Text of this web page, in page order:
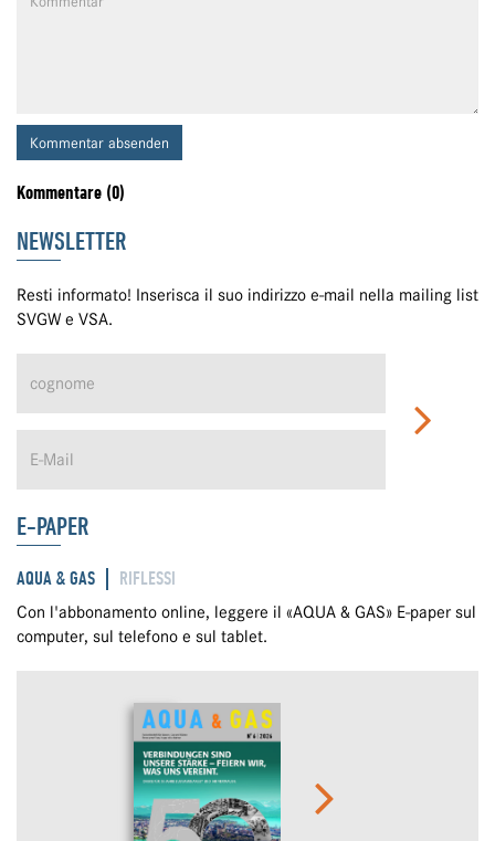
Kommentar absenden
Kommentare (0)
NEWSLETTER
Resti informato! Inserisca il suo indirizzo e-mail nella mailing list
SVGW e VSA.
E-PAPER
AQUA & GAS RIFLESSI
Con l'abbonamento online, leggere il «AQUA & GAS» E-paper sul
computer, sul telefono e sul tablet.